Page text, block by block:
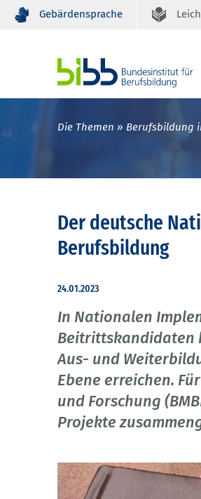
Gebärdensprache
Die Themen Berufsbildung
Der deutsche
Berufsbildung
24.01.2023
In Nationalen
Beitrittskandidaten
Aus- und
Ebene erreichen.
und Forschung
Projekte